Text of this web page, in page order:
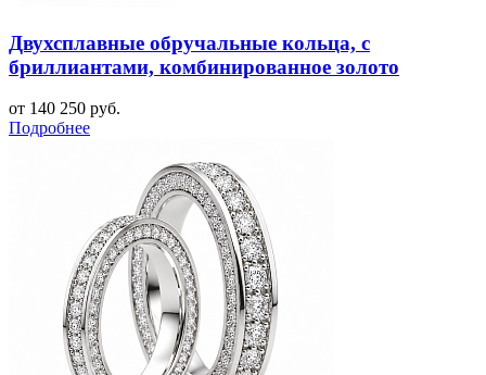
Двухсплавные обручальные кольца, с
бриллиантами, комбинированное золото
от 140 250 руб.
Подробнее